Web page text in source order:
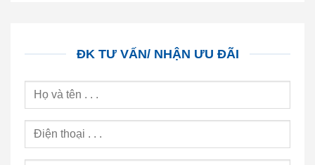
ĐK TƯ VẤN/ NHẬN ƯU ĐÃI